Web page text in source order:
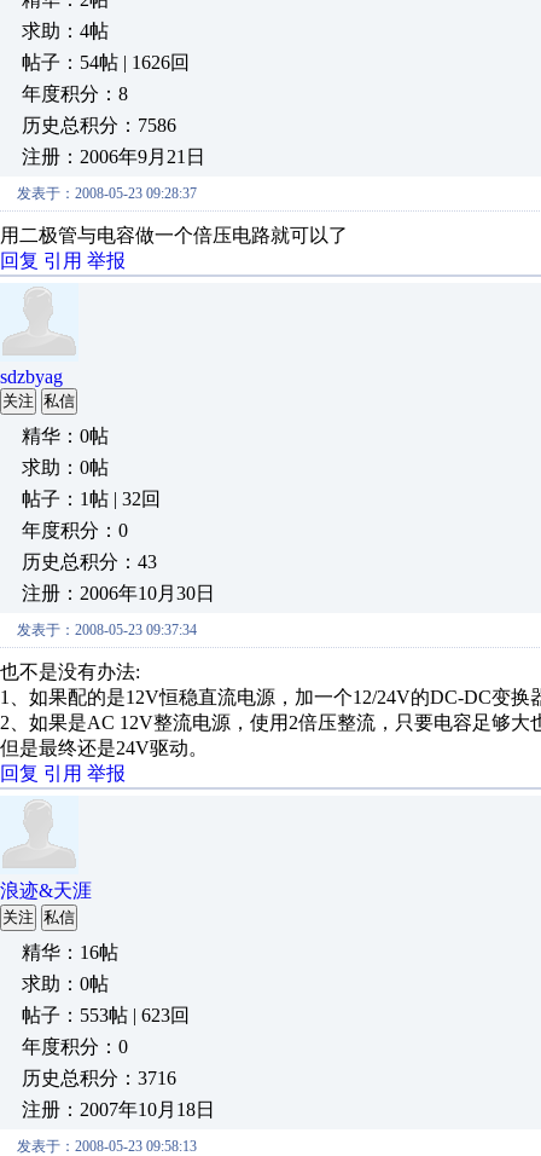
求助：4帖
帖子：54帖 | 1626回
年度积分：8
历史总积分：7586
注册：2006年9月21日
发表于：2008-05-23 09:28:37
用二极管与电容做一个倍压电路就可以了
回复 引用 举报
sdzbyag
关注 私信
精华：0帖
求助：0帖
帖子：1帖 | 32回
年度积分：0
历史总积分：43
注册：2006年10月30日
发表于：2008-05-23 09:37:34
也不是没有办法:
1、如果配的是12V恒稳直流电源，加一个12/24V的DC-DC变换
2、如果是AC 12V整流电源，使用2倍压整流，只要电容足够大
但是最终还是24V驱动。
回复 引用 举报
浪迹&天涯
关注 私信
精华：16帖
求助：0帖
帖子：553帖 | 623回
年度积分：0
历史总积分：3716
注册：2007年10月18日
发表于：2008-05-23 09:58:13